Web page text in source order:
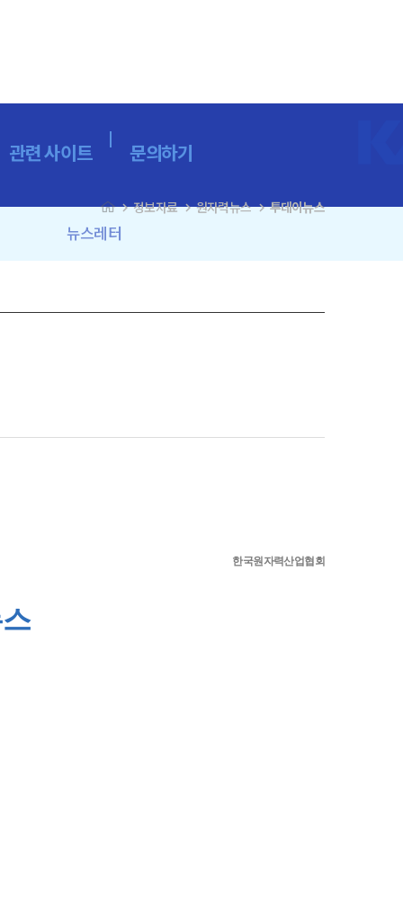
관련 사이트 문의하기
뉴스레터
navigate_next정보자료navigate_next원자력뉴스navigate_next투데이뉴스
한국원자력산업협회